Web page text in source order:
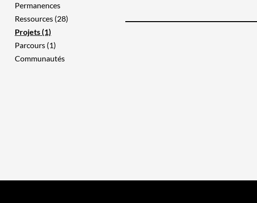
Permanences
Ressources (28)
Projets (1)
Parcours (1)
Communautés